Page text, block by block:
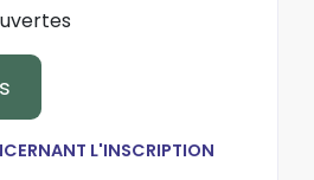
L'INSCRIPTION